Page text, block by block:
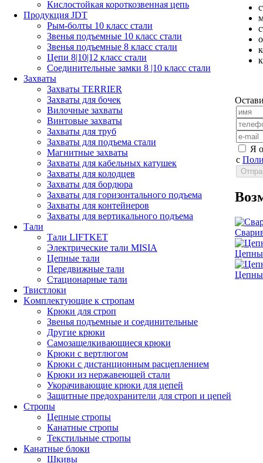
Кислостойкая короткозвенная цепь
Продукция JDT
Рым-болты 10 класс стали
Звенья подъемные 10 класс стали
Звенья подъемные 8 класс стали
Цепи 8|10|12 класс стали
Соединительные замки 8 |10 класс стали
Захваты
Захваты TERRIER
Захваты для бочек
Вилочные захваты
Винтовые захваты
Захваты для труб
Захваты для подъема стали
Магнитные захваты
Захваты для кабельных катушек
Захваты для колодцев
Захваты для бордюра
Захваты для горизонтального подъема
Захваты для контейнеров
Захваты для вертикального подъема
Тали
Тали LIFTKET
Электрические тали MISIA
Цепные тали
Передвижные тали
Стационарные тали
Твистлоки
Kомплектующие к стропам
Крюки для строп
Звенья подъемные и соединительные
Другие крюки
Самозащелкивающиеся крюки
Крюки с вертлюгом
Крюки с дистанционным расцеплением
Крюки из нержавеющей стали
Укорачивающие крюки для цепей
Защитные предохранители для строп и цепей
Стропы
Цепные стропы
Канатные стропы
Текстильные стропы
Канатные блоки
Шкивы
Я
с